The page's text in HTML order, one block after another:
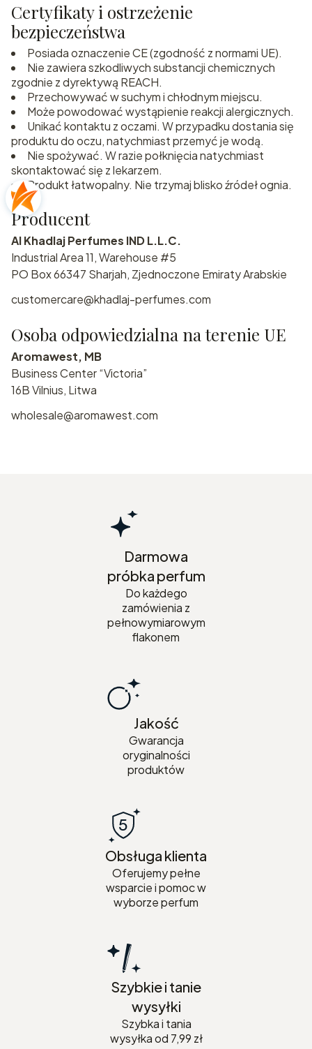
Certyfikaty i ostrzeżenie
bezpieczeństwa
Posiada oznaczenie CE (zgodność z normami UE).
Nie zawiera szkodliwych substancji chemicznych
zgodnie z dyrektywą REACH.
Przechowywać w suchym i chłodnym miejscu.
Może powodować wystąpienie reakcji alergicznych.
Unikać kontaktu z oczami. W przypadku dostania się
produktu do oczu, natychmiast przemyć je wodą.
Nie spożywać. W razie połknięcia natychmiast
skontaktować się z lekarzem.
Produkt łatwopalny. Nie trzymaj blisko źródeł ognia.
Producent
Al Khadlaj Perfumes IND L.L.C.
Industrial Area 11, Warehouse #5
PO Box 66347 Sharjah, Zjednoczone Emiraty Arabskie
customercare@khadlaj-perfumes.com
Osoba odpowiedzialna na terenie UE
Aromawest, MB
Business Center “Victoria”
16B Vilnius, Litwa
wholesale@aromawest.com
Darmowa
próbka perfum
Do każdego
zamówienia z
pełnowymiarowym
flakonem
Jakość
Gwarancja
oryginalności
produktów
Obsługa klienta
Oferujemy pełne
wsparcie i pomoc w
wyborze perfum
Szybkie i tanie
wysyłki
Szybka i tania
wysyłka od 7,99 zł